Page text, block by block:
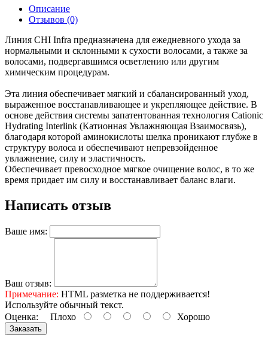
Описание
Отзывов (0)
Линия CHI Infra предназначена для ежедневного ухода за
нормальными и склонными к сухости волосами, а также за
волосами, подвергавшимся осветлению или другим
химическим процедурам.
Эта линия обеспечивает мягкий и сбалансированный уход,
выраженное восстанавливающее и укрепляющее действие. В
основе действия системы запатентованная технология Cationic
Hydrating Interlink (Катионная Увлажняющая Взаимосвязь),
благодаря которой аминокислоты шелка проникают глубже в
структуру волоса и обеспечивают непревзойденное
увлажнение, силу и эластичность.
Обеспечивает превосходное мягкое очищение волос, в то же
время придает им силу и восстанавливает баланс влаги.
Написать отзыв
Ваше имя:
Ваш отзыв:
Примечание: HTML разметка не поддерживается!
Используйте обычный текст.
Оценка: Плохо Хорошо
Заказать